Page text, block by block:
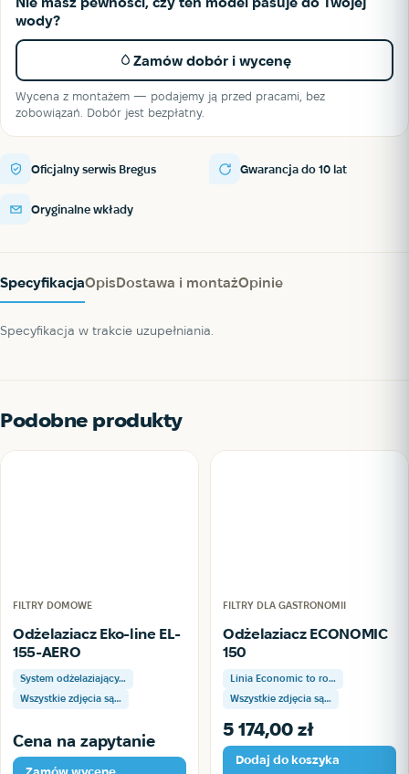
wody?
Zamów dobór i wycenę
Wycena z montażem — podajemy ją przed pracami, bez
zobowiązań. Dobór jest bezpłatny.
Oficjalny serwis Bregus Gwarancja do 10 lat
Oryginalne wkłady
SpecyfikacjaOpisDostawa i montażOpinie
Specyfikacja w trakcie uzupełniania.
Podobne produkty
FILTRY DOMOWE
Odżelaziacz Eko-line EL-
155-AERO
System odżelaziający…
Wszystkie zdjęcia są…
Cena na zapytanie
Zamów wycenę
FILTRY DLA GASTRONOMII
Odżelaziacz ECONOMIC
150
Linia Economic to ro…
Wszystkie zdjęcia są…
5 174,00 zł
Dodaj do koszyka